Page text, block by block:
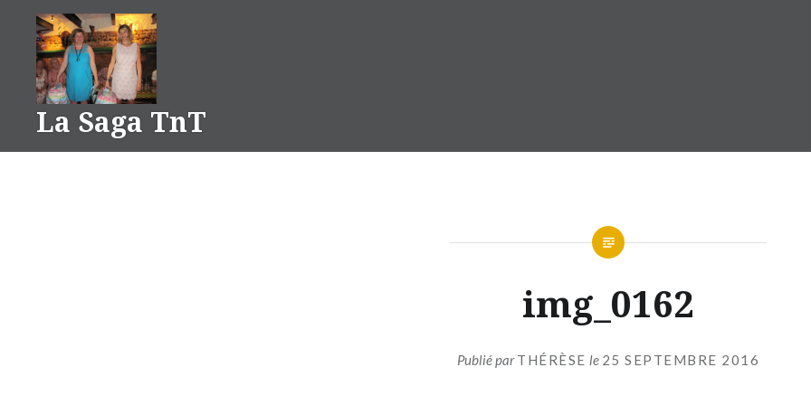
contenu
La Saga TnT
img_0162
Publié parTHÉRÈSE le 25 SEPTEMBRE 2016